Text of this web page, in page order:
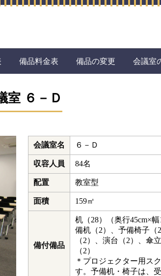
備品料金表 備品の変更 会議室
室 ６－Ｄ
会議室名 ６－Ｄ
収容人員 84名
配置 教室型
面積 159㎡
備付備品
机（28）（奥行45cm×
備机（2）、予備椅子（
（2）、演台（2）、傘
（2）
＊プロジェクター用ス
す。予備机・椅子は、